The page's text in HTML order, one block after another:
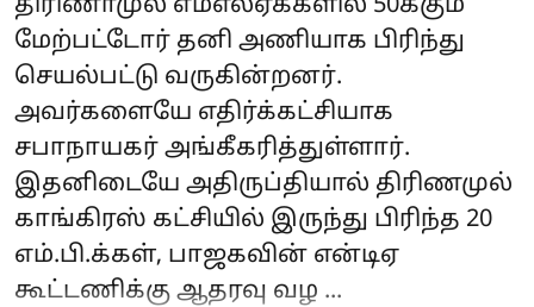
திரிணாமுல் எம்எல்ஏக்களில் 50க்கும்
மேற்பட்டோர் தனி அணியாக பிரிந்து
செயல்பட்டு வருகின்றனர்.
அவர்களையே எதிர்க்கட்சியாக
சபாநாயகர் அங்கீகரித்துள்ளார்.
இதனிடையே அதிருப்தியால் திரிணமுல்
காங்கிரஸ் கட்சியில் இருந்து பிரிந்த 20
எம்.பி.க்கள், பாஜகவின் என்டிஏ
கூட்டணிக்கு ஆதரவு வழ ...